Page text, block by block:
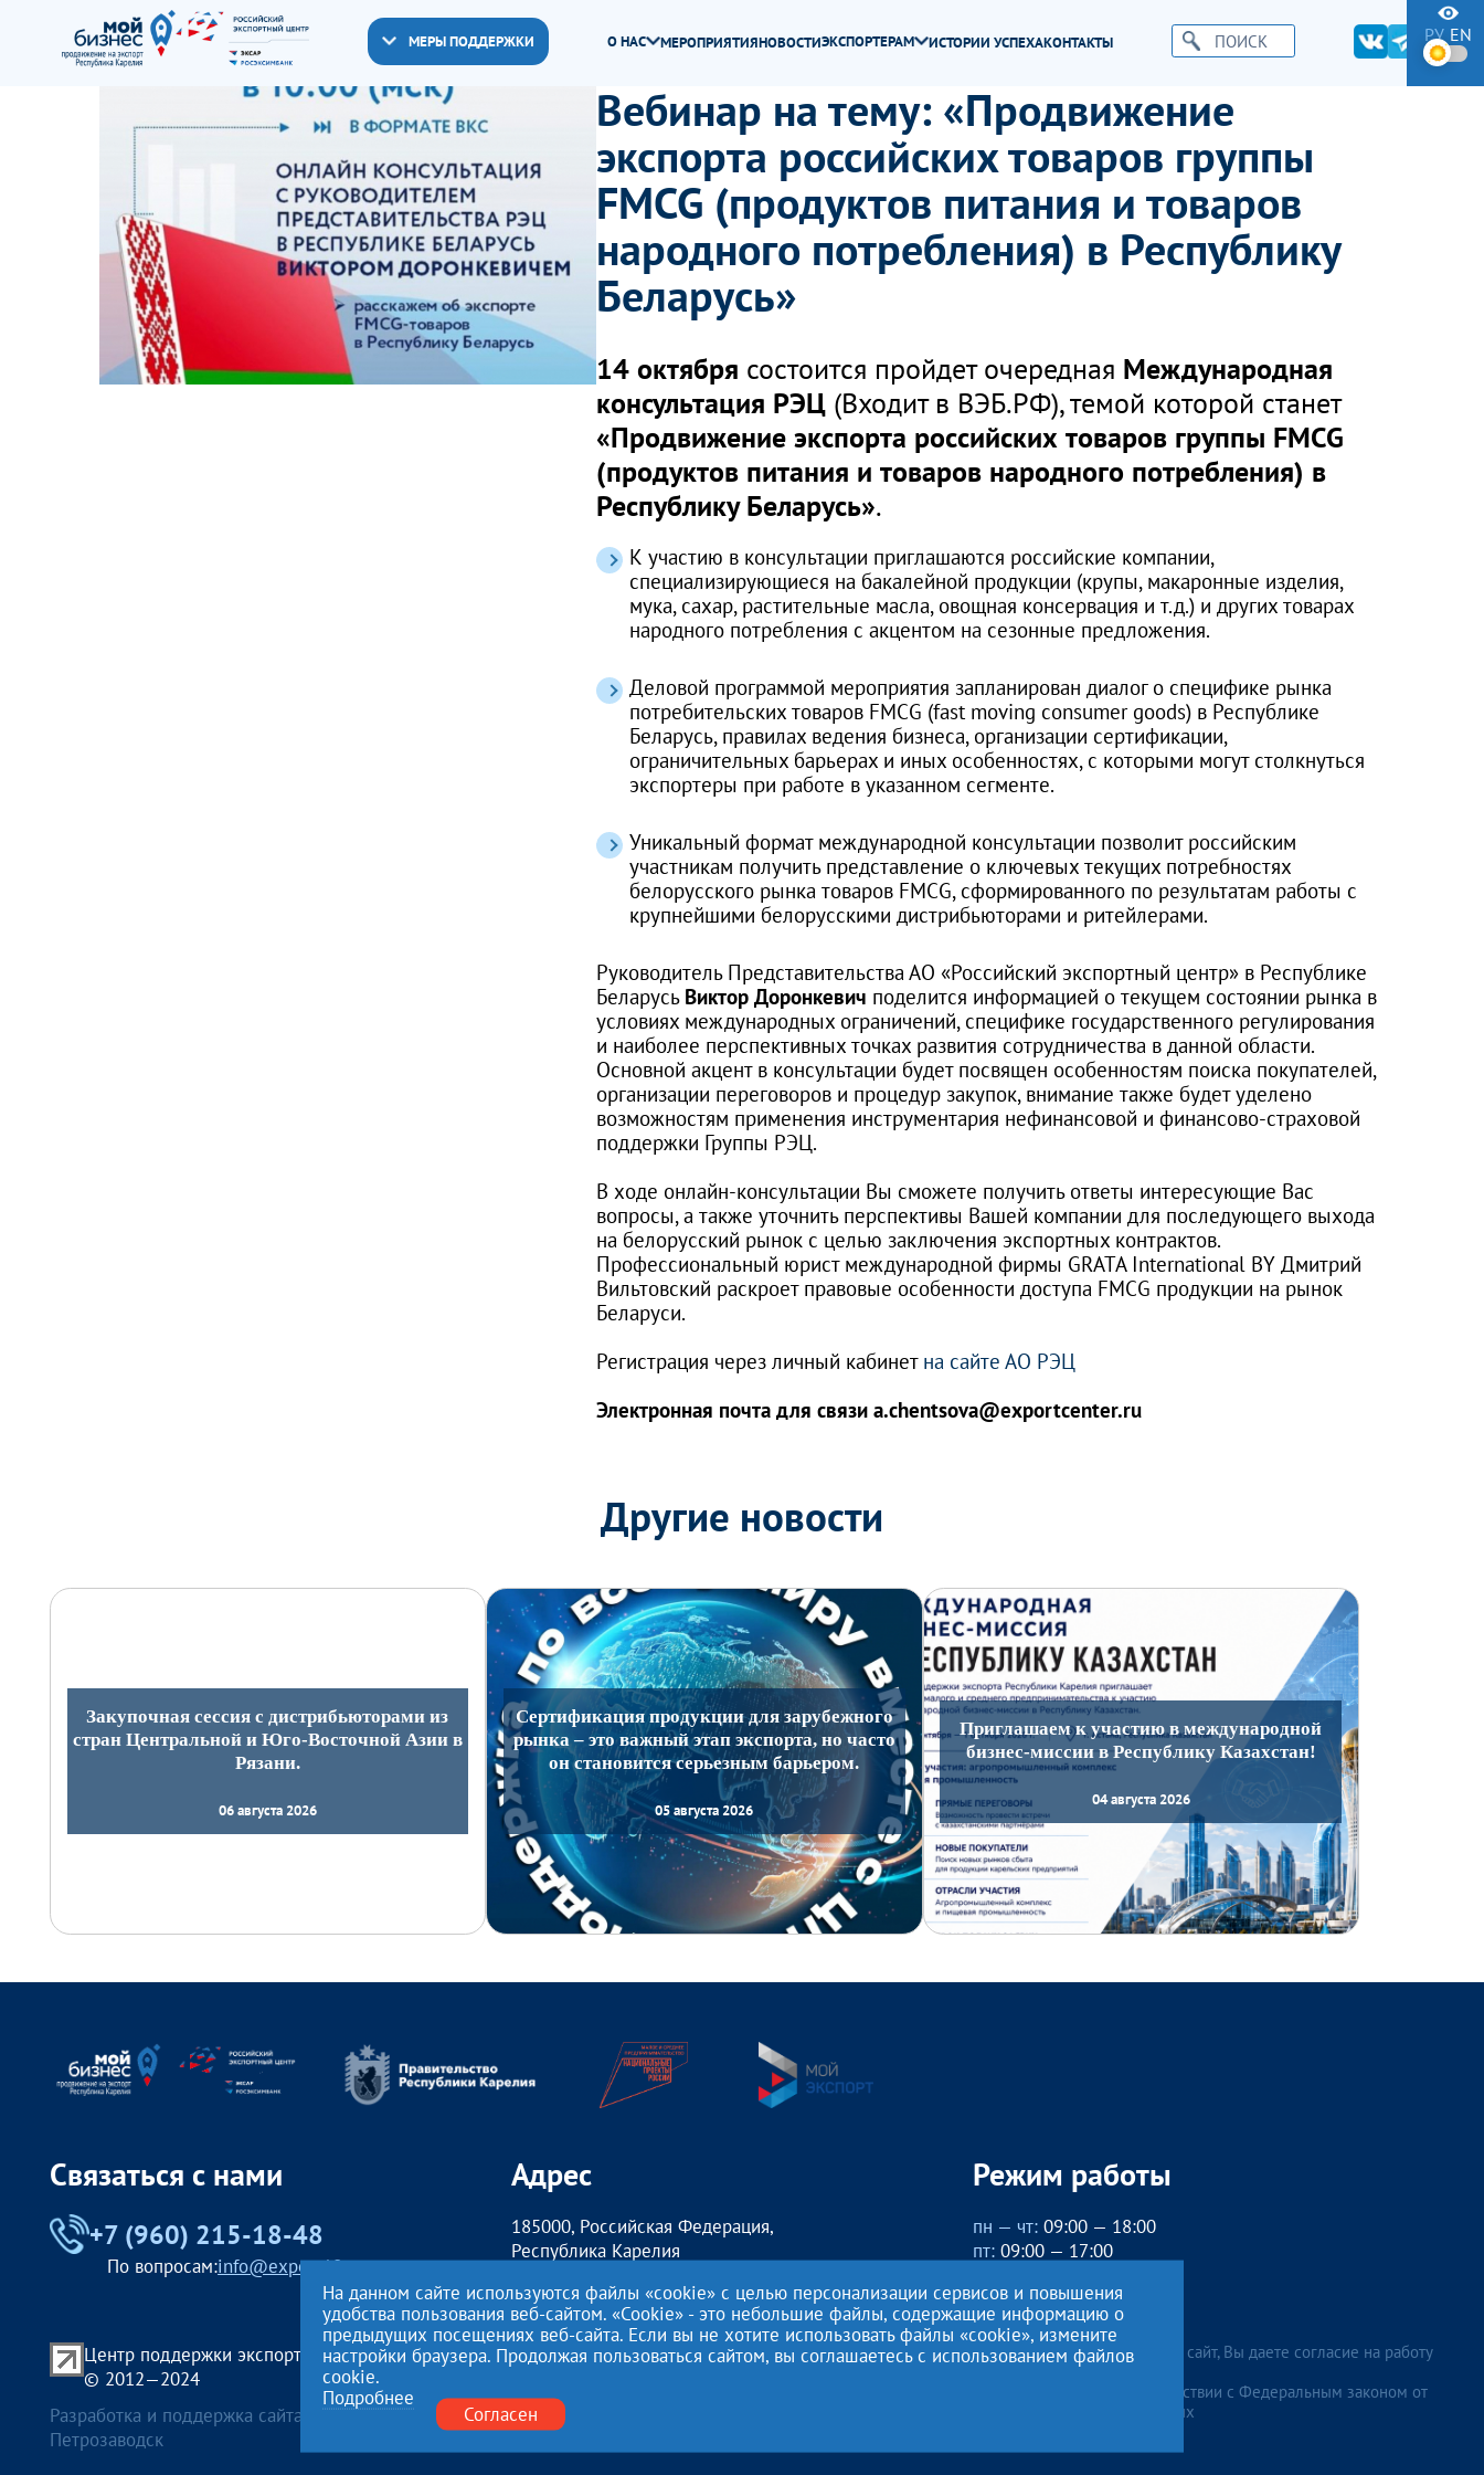
МЕРЫ ПОДДЕРЖКИ О НАС МЕРОПРИЯТИЯНОВОСТИЭКСПОРТЕРАМ ИСТОРИИ УСПЕХАКОНТАКТЫ РУ EN
Вебинар на тему: «Продвижение
экспорта российских товаров группы
FMCG (продуктов питания и товаров
народного потребления) в Республику
Беларусь»
14 октября состоится пройдет очередная Международная
консультация РЭЦ(Входит в ВЭБ.РФ), темой которой станет
«Продвижение экспорта российских товаров группы FMCG
(продуктов питания и товаров народного потребления) в
Республику Беларусь».
К участию в консультации приглашаются российские компании,
специализирующиеся на бакалейной продукции (крупы, макаронные изделия,
мука, сахар, растительные масла, овощная консервация и т.д.) и других товарах
народного потребления с акцентом на сезонные предложения.
Деловой программой мероприятия запланирован диалог о специфике рынка
потребительских товаров FMCG (fast moving consumer goods) в Республике
Беларусь, правилах ведения бизнеса, организации сертификации,
ограничительных барьерах и иных особенностях, с которыми могут столкнуться
экспортеры при работе в указанном сегменте.
Уникальный формат международной консультации позволит российским
участникам получить представление о ключевых текущих потребностях
белорусского рынка товаров FMCG, сформированного по результатам работы с
крупнейшими белорусскими дистрибьюторами и ритейлерами.
Руководитель Представительства АО «Российский экспортный центр» в Республике
Беларусь Виктор Доронкевич поделится информацией о текущем состоянии рынка в
условиях международных ограничений, специфике государственного регулирования
и наиболее перспективных точках развития сотрудничества в данной области.
Основной акцент в консультации будет посвящен особенностям поиска покупателей,
организации переговоров и процедур закупок, внимание также будет уделено
возможностям применения инструментария нефинансовой и финансово-страховой
поддержки Группы РЭЦ.
В ходе онлайн-консультации Вы сможете получить ответы интересующие Вас
вопросы, а также уточнить перспективы Вашей компании для последующего выхода
на белорусский рынок с целью заключения экспортных контрактов.
Профессиональный юрист международной фирмы GRATA International BY Дмитрий
Вильтовский раскроет правовые особенности доступа FMCG продукции на рынок
Беларуси.
Регистрация через личный кабинет на сайте АО РЭЦ
Электронная почта для связи a.chentsova@exportcenter.ru
Другие новости
Закупочная сессия с дистрибьюторами из
стран Центральной и Юго-Восточной Азии в
Рязани.
06 августа 2026
Сертификация продукции для зарубежного
рынка – это важный этап экспорта, но часто
он становится серьезным барьером.
05 августа 2026
Приглашаем к участию в международной
бизнес-миссии в Республику Казахстан!
04 августа 2026
Связаться с нами
+7 (960) 215-18-48
По вопросам:info@export10.ru
Адрес
185000, Российская Федерация,
Республика Карелия
наб. Гюллинга, 11 / 2 этаж, офис 2
Режим работы
пн — чт: 09:00 — 18:00
пт: 09:00 — 17:00
сб, вс— выходные
Центр поддержки экспорта Республики Карелия
© 2012—2024
Разработка и поддержка сайта — «Артлекс», г.
Петрозаводск
Этот сайт использует файлы cookies для хранения данных. Продолжая использовать данный сайт, Вы даете согласие на работу
с этими файлами.
, в соответствии с Федеральным законом от
27.07.2006 года №152-ФЗ «О персональных данных», на условиях и для целей, определенных
Политикой конфиденциальности
На данном сайте используются файлы «cookie» с целью персонализации сервисов и повышения
удобства пользования веб-сайтом. «Cookie» - это небольшие файлы, содержащие информацию о
предыдущих посещениях веб-сайта. Если вы не хотите использовать файлы «cookie», измените
настройки браузера. Продолжая пользоваться сайтом, вы соглашаетесь с использованием файлов
cookie.
Подробнее
Согласен